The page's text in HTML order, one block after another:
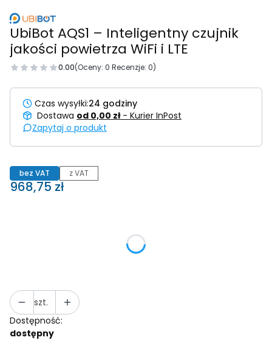
UbiBot AQS1 – Inteligentny czujnik
jakości powietrza WiFi i LTE
0.00(Oceny: 0 Recenzje: 0)
Czas wysyłki:24 godziny
Dostawa od 0,00 zł - Kurier InPost
Zapytaj o produkt
bez VAT z VAT
Cena
968,75 zł
Poszczególne warianty mogą różnić się ceną
szt.
Dostępność:
dostępny